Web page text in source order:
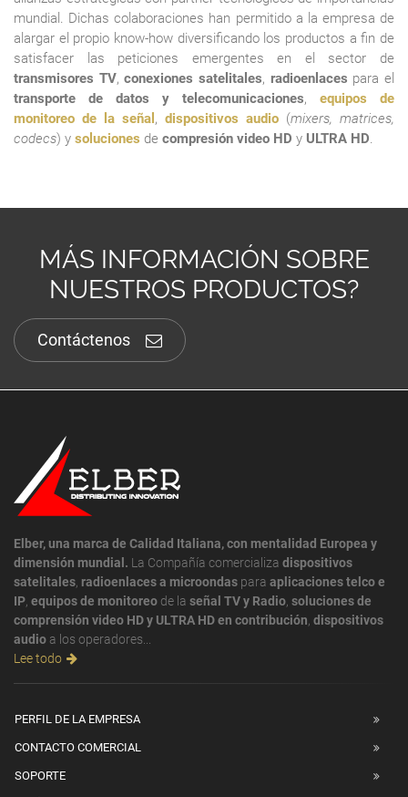
mundial. Dichas colaboraciones han permitido a la empresa de
alargar el propio know-how diversificando los productos a fin de
satisfacer las peticiones emergentes en el sector de
transmisores TV,conexiones satelitales, radioenlaces para el
transporte de datos y telecomunicaciones, equipos de
monitoreo de la señal , dispositivos audio (mixers, matrices,
codecs) y soluciones de compresión video HD y ULTRA HD.
MÁS INFORMACIÓN SOBRE
NUESTROS PRODUCTOS?
Contáctenos
Elber, una marca de Calidad Italiana, con mentalidad Europea y
dimensión mundial. La Compañía comercializa dispositivos
satelitales radioenlaces a microondas para aplicaciones telco e
IP equipos de monitoreo de la señal TV y Radio soluciones de
comprensión video HD y ULTRA HD en contribución dispositivos
audio a los operadores...
Lee todo
PERFIL DE LA EMPRESA
CONTACTO COMERCIAL
SOPORTE